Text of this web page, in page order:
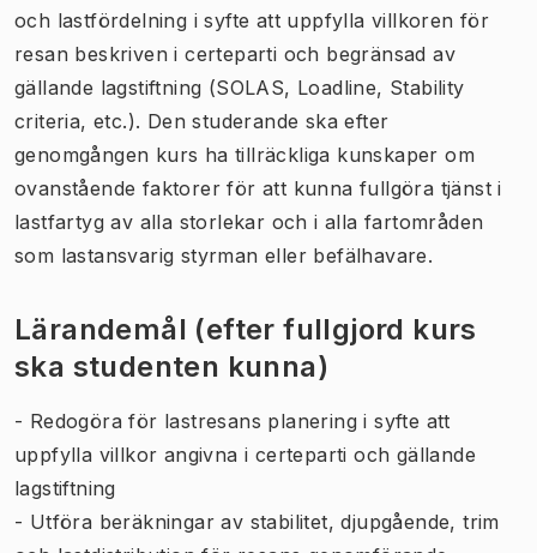
och lastfördelning i syfte att uppfylla villkoren för
resan beskriven i certeparti och begränsad av
gällande lagstiftning (SOLAS, Loadline, Stability
criteria, etc.). Den studerande ska efter
genomgången kurs ha tillräckliga kunskaper om
ovanstående faktorer för att kunna fullgöra tjänst i
lastfartyg av alla storlekar och i alla fartområden
som lastansvarig styrman eller befälhavare.
Lärandemål (efter fullgjord kurs
ska studenten kunna)
- Redogöra för lastresans planering i syfte att
uppfylla villkor angivna i certeparti och gällande
lagstiftning
- Utföra beräkningar av stabilitet, djupgående, trim